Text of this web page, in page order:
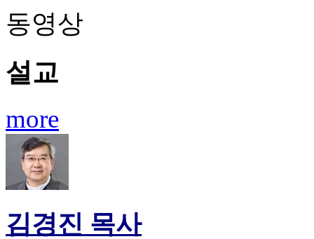
동영상
설교
more
김경진 목사